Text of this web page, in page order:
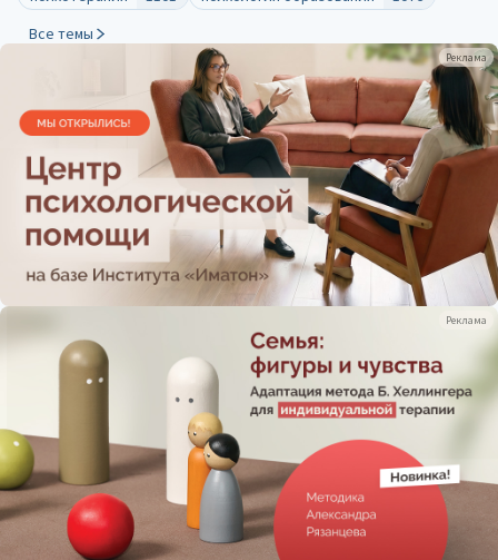
Реклама
Реклама
Все темы